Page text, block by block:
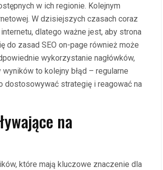
w ich regionie. Kolejnym
W dzisiejszych czasach coraz
dlatego ważne jest, aby strona
do zasad SEO on-page również może
wykorzystanie nagłówków,
to kolejny błąd – regularne
dostosowywać strategię i reagować na
na
które mają kluczowe znaczenie dla